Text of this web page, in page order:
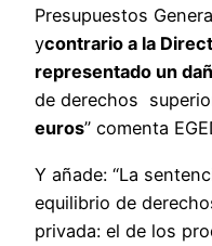
Presupuestos
ycontrario a la
representado un
de derechos
euros” comenta
Y añade: “La
equilibrio de
privada: el de los